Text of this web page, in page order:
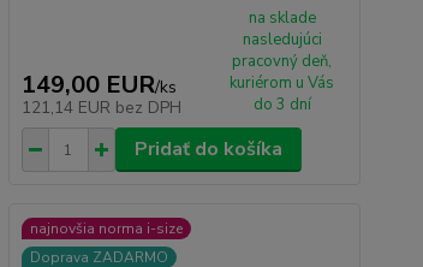
149,00 EUR/ks
121,14 EUR bez DPH
na sklade
nasledujúci
pracovný deň,
kuriérom u Vás
do 3 dní
Pridať do košíka
najnovšia norma i-size
Doprava ZADARMO